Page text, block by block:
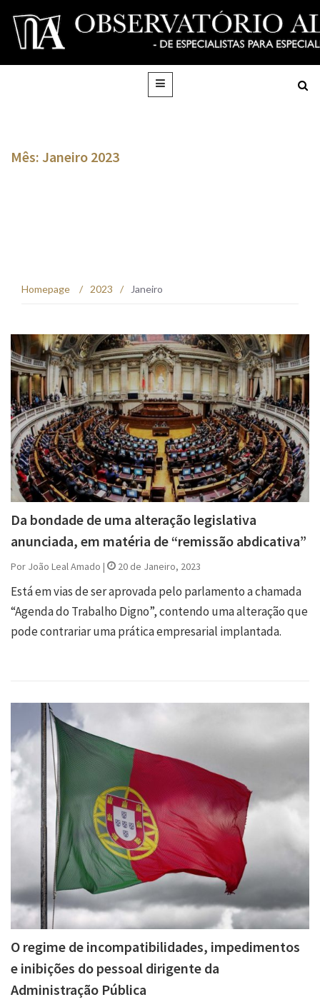
Mês: Janeiro 2023
Homepage / 2023 / Janeiro
Da bondade de uma alteração legislativa
anunciada, em matéria de “remissão abdicativa”
Por João Leal Amado | 20 de Janeiro, 2023
Está em vias de ser aprovada pelo parlamento a chamada
“Agenda do Trabalho Digno”, contendo uma alteração que
pode contrariar uma prática empresarial implantada.
O regime de incompatibilidades, impedimentos
e inibições do pessoal dirigente da
Administração Pública